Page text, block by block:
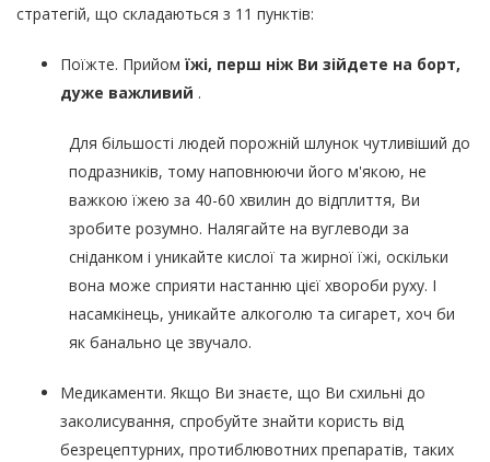
стратегій, що складаються з 11 пунктів:
Поїжте. Прийом їжі, перш ніж Ви зійдете на борт,
дуже важливий .
Для більшості людей порожній шлунок чутливіший до
подразників, тому наповнюючи його м'якою, не
важкою їжею за 40-60 хвилин до відплиття, Ви
зробите розумно. Налягайте на вуглеводи за
сніданком і уникайте кислої та жирної їжі, оскільки
вона може сприяти настанню цієї хвороби руху. І
насамкінець, уникайте алкоголю та сигарет, хоч би
як банально це звучало.
Медикаменти. Якщо Ви знаєте, що Ви схильні до
заколисування, спробуйте знайти користь від
безрецептурних, протиблювотних препаратів, таких